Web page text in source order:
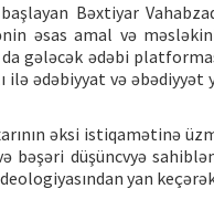
başlayan Bəxtiyar
əsas amal və
gələcək ədəbi
ədəbiyyat və əbədiyyət
əksi istiqamətinə
bəşəri düşüncvyə
yan